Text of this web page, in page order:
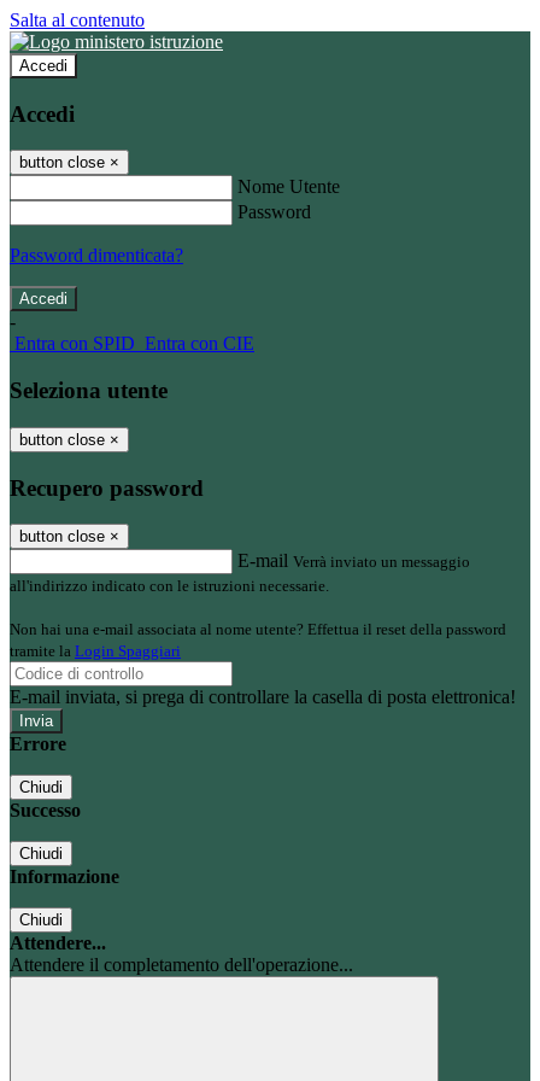
Salta al contenuto
Accedi
Accedi
button close ×
Nome Utente
Password
Password dimenticata?
-
Entra con SPID Entra con CIE
Seleziona utente
button close ×
Recupero password
button close ×
E-mail Verrà inviato un messaggio
all'indirizzo indicato con le istruzioni necessarie.
Non hai una e-mail associata al nome utente? Effettua il reset della password
tramite la Login Spaggiari
E-mail inviata, si prega di controllare la casella di posta elettronica!
Errore
Chiudi
Successo
Chiudi
Informazione
Chiudi
Attendere...
Attendere il completamento dell'operazione...